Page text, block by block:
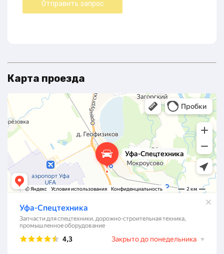
Карта проезда